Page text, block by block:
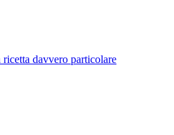
davvero particolare